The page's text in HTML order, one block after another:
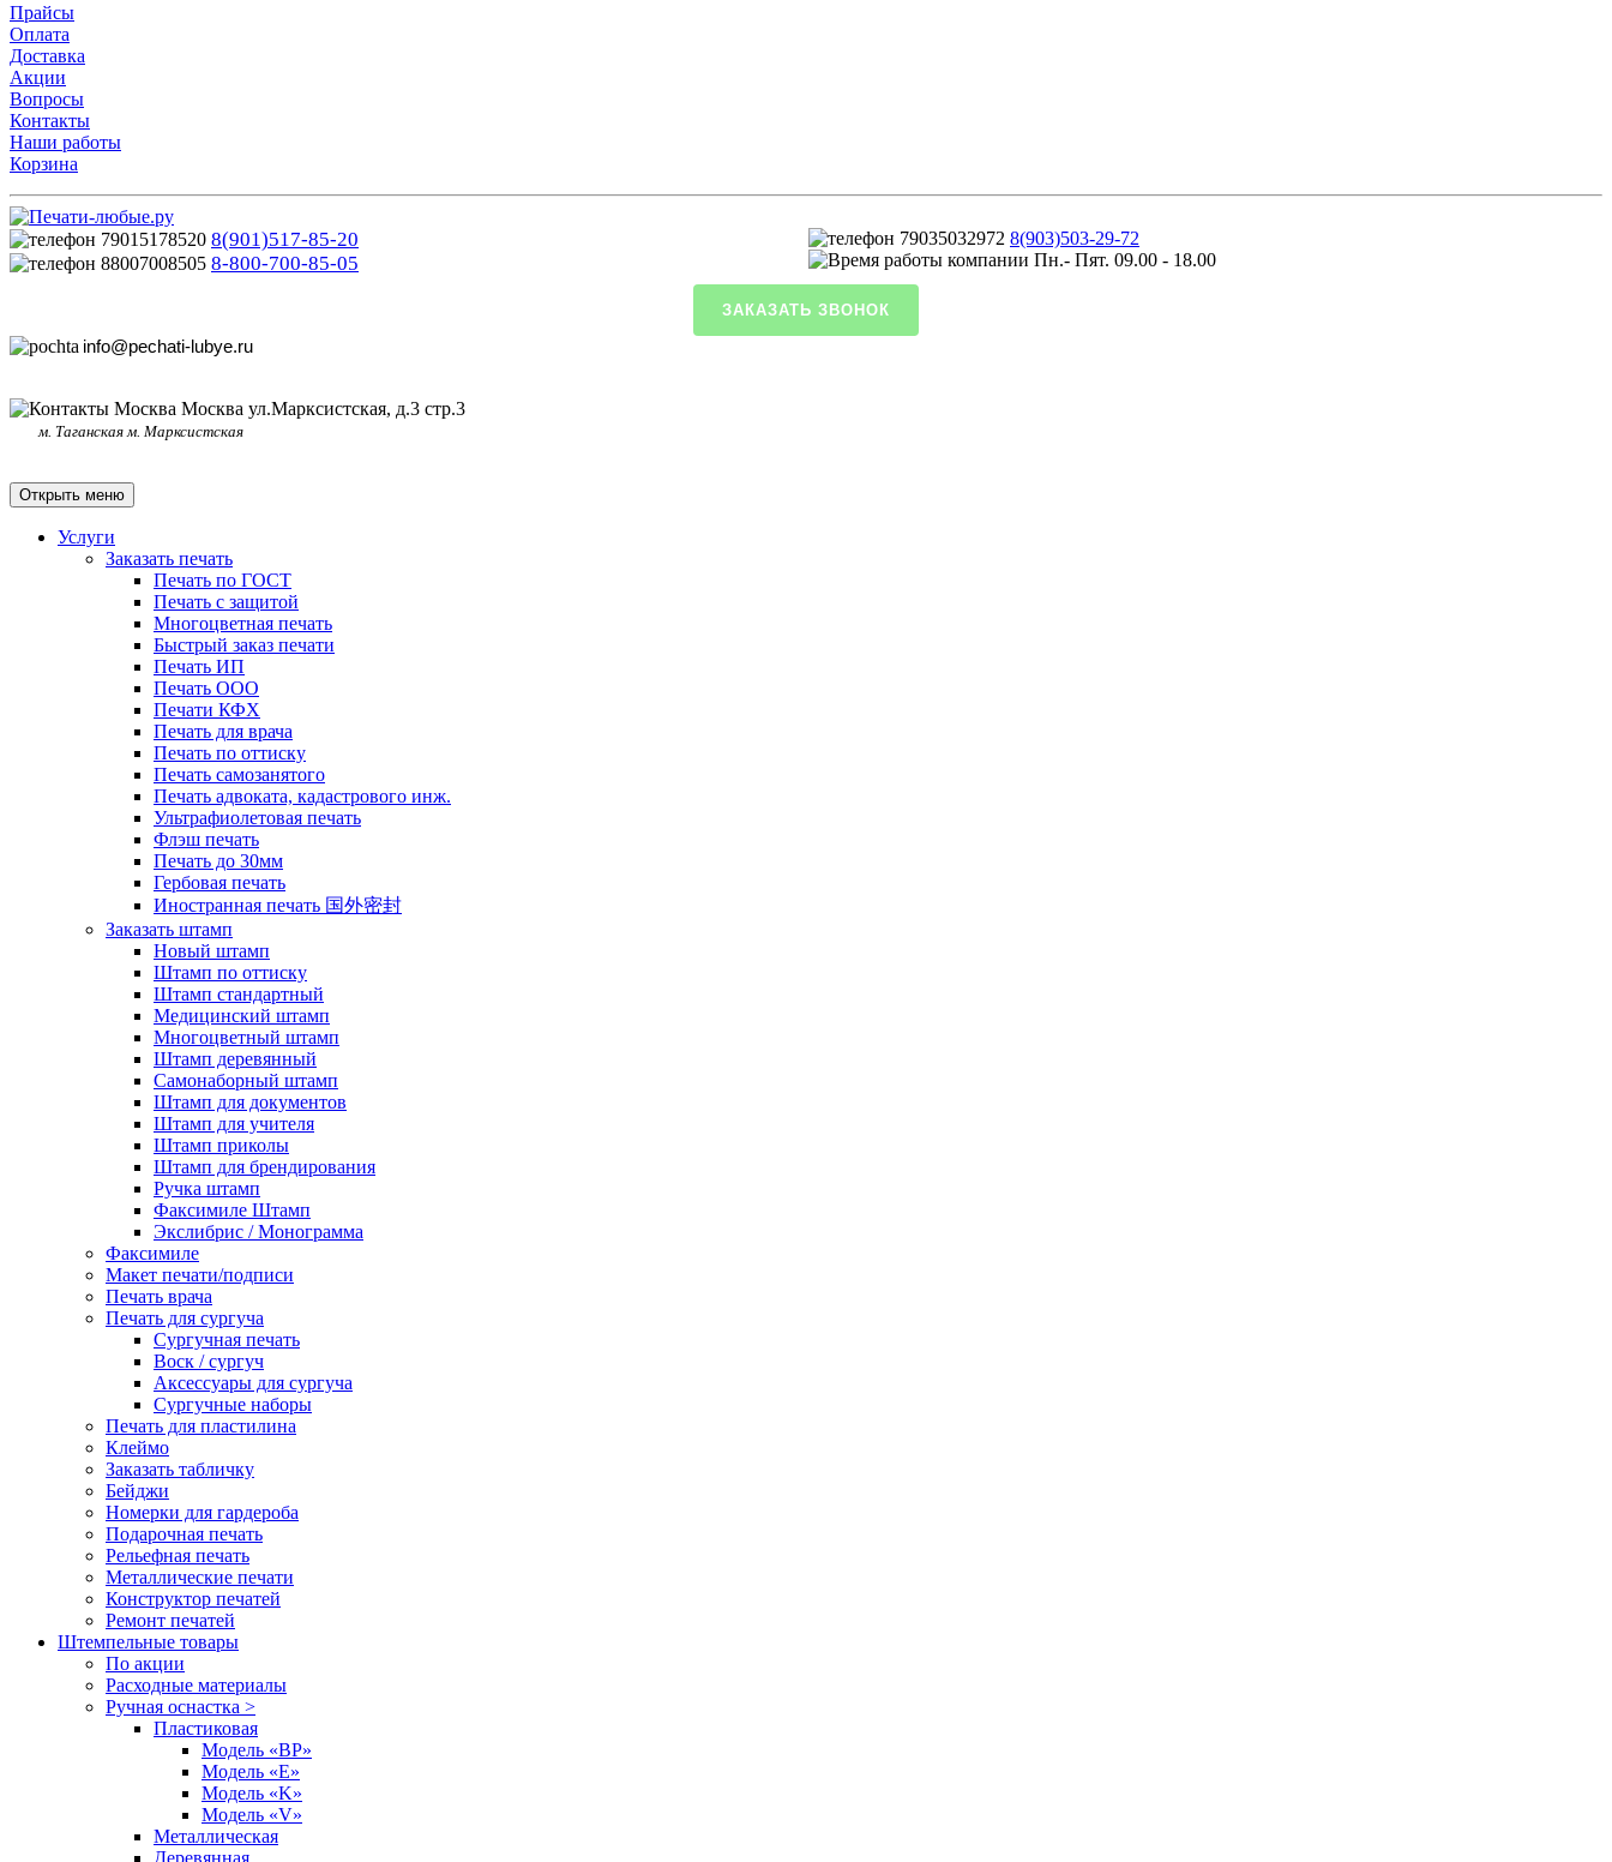
Прайсы
Оплата
Доставка
Акции
Вопросы
Контакты
Наши работы
Корзина
8(901)517-85-20
8-800-700-85-05
8(903)503-29-72
Пн.- Пят. 09.00 - 18.00
ЗАКАЗАТЬ ЗВОНОК
info@pechati-lubye.ru
Москва ул.Марксистская, д.3 стр.3
м. Таганская м. Марксистская
Открыть меню
Услуги
Заказать печать
Печать по ГОСТ
Печать с защитой
Многоцветная печать
Быстрый заказ печати
Печать ИП
Печать ООО
Печати КФХ
Печать для врача
Печать по оттиску
Печать самозанятого
Печать адвоката, кадастрового инж.
Ультрафиолетовая печать
Флэш печать
Печать до 30мм
Гербовая печать
Иностранная печать 国外密封
Заказать штамп
Новый штамп
Штамп по оттиску
Штамп стандартный
Медицинский штамп
Многоцветный штамп
Штамп деревянный
Самонаборный штамп
Штамп для документов
Штамп для учителя
Штамп приколы
Штамп для брендирования
Ручка штамп
Факсимиле Штамп
Экслибрис / Монограмма
Факсимиле
Макет печати/подписи
Печать врача
Печать для сургуча
Сургучная печать
Воск / сургуч
Аксессуары для сургуча
Сургучные наборы
Печать для пластилина
Клеймо
Заказать табличку
Бейджи
Номерки для гардероба
Подарочная печать
Рельефная печать
Металлические печати
Конструктор печатей
Ремонт печатей
Штемпельные товары
По акции
Расходные материалы
Ручная оснастка >
Пластиковая
Модель «BP»
Модель «E»
Модель «K»
Модель «V»
Металлическая
Деревянная